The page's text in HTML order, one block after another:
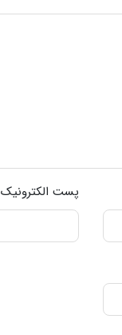
پست الکترونیک